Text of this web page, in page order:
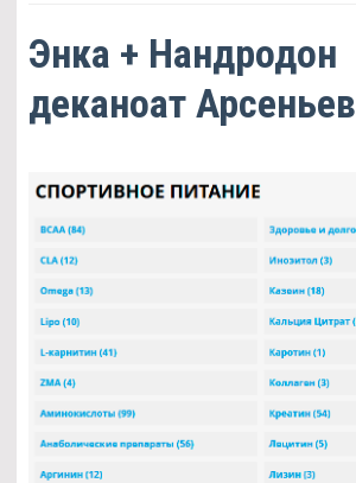
Энка + Нандродон
деканоат Арсеньев